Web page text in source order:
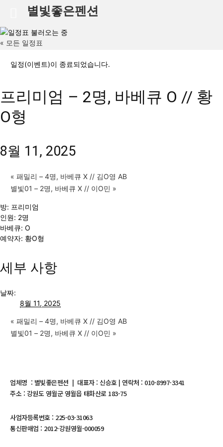
별빛좋은펜션
« 모든 일정표
일정(이벤트)이 종료되었습니다.
프리미엄 – 2명, 바베큐 O // 황
O형
8월 11, 2025
« 패밀리 – 4명, 바베큐 X // 김O영 AB
별빛01 – 2명, 바베큐 X // 이O민 »
방: 프리미엄
인원: 2명
바베큐: O
예약자: 황O형
세부 사항
날짜:
8월 11, 2025
« 패밀리 – 4명, 바베큐 X // 김O영 AB
별빛01 – 2명, 바베큐 X // 이O민 »
업체명 : 별빛좋은펜션 | 대표자 : 신승호 | 연락처 : 010-8997-3341
주소 : 강원도 영월군 영월읍 태화산로 183-75
사업자등록번호 : 225-03-31063
통신판매업 : 2012-강원영월-000059